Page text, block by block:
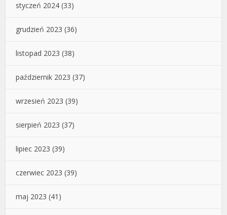
styczeń 2024 (33)
grudzień 2023 (36)
listopad 2023 (38)
październik 2023 (37)
wrzesień 2023 (39)
sierpień 2023 (37)
lipiec 2023 (39)
czerwiec 2023 (39)
maj 2023 (41)